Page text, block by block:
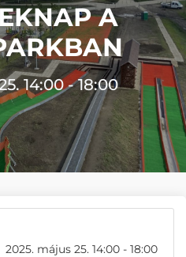
A
14:00 - 18:00
2025. május 25. 14:00 - 18:00